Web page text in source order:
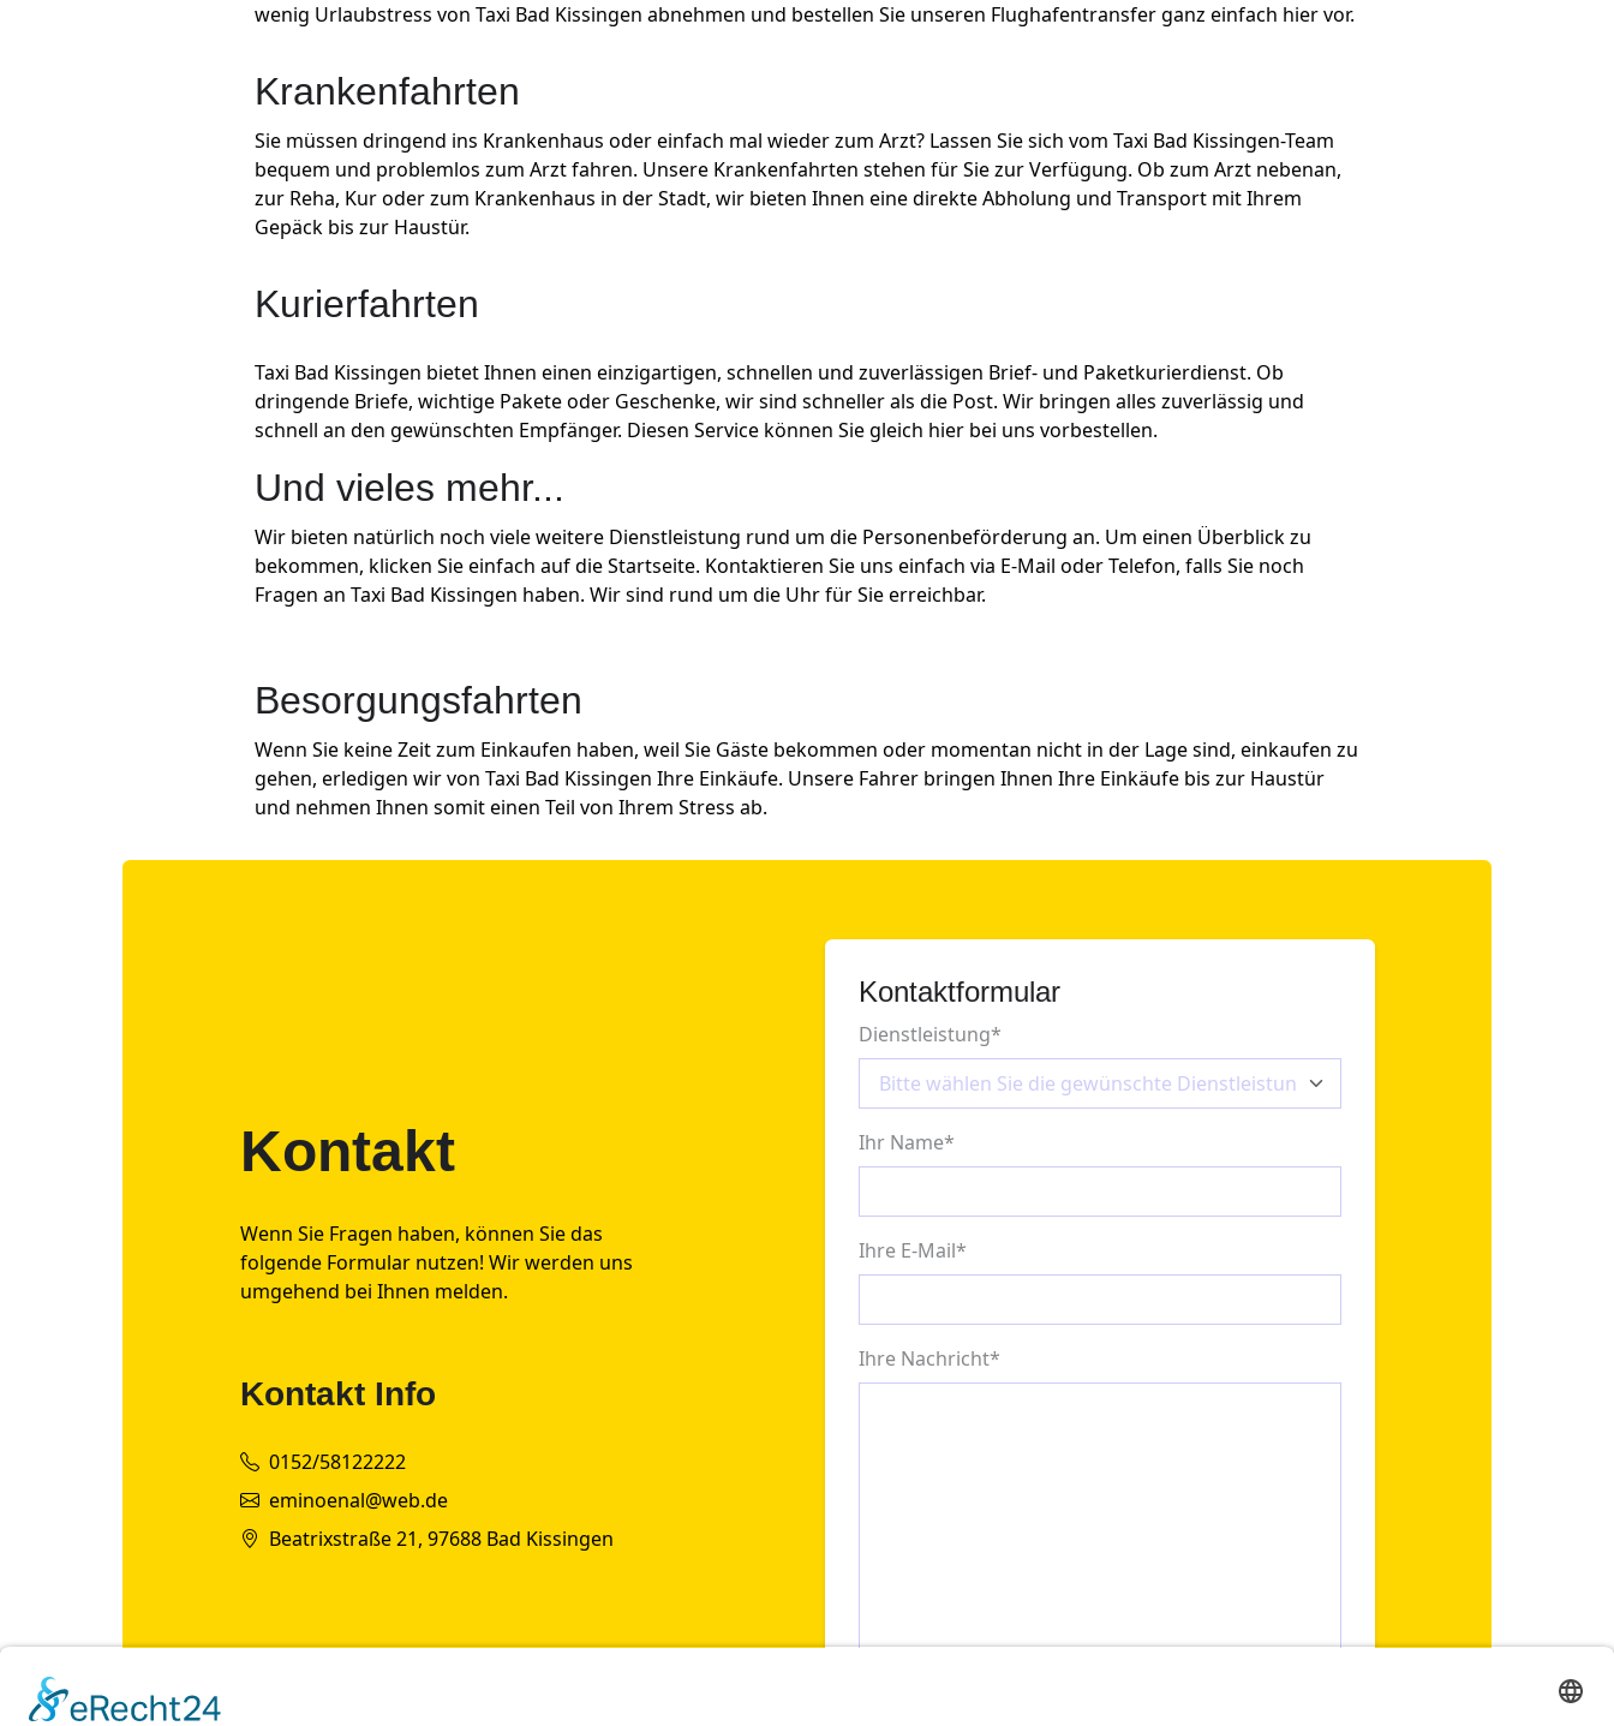
wenig Urlaubstress von Taxi Bad Kissingen abnehmen und bestellen Sie unseren Flughafentransfer ganz einfach hier vor.
Krankenfahrten
Sie müssen dringend ins Krankenhaus oder einfach mal wieder zum Arzt? Lassen Sie sich vom Taxi Bad Kissingen-Team
bequem und problemlos zum Arzt fahren. Unsere Krankenfahrten stehen für Sie zur Verfügung. Ob zum Arzt nebenan,
zur Reha, Kur oder zum Krankenhaus in der Stadt, wir bieten Ihnen eine direkte Abholung und Transport mit Ihrem
Gepäck bis zur Haustür.
Kurierfahrten
Taxi Bad Kissingen bietet Ihnen einen einzigartigen, schnellen und zuverlässigen Brief- und Paketkurierdienst. Ob
dringende Briefe, wichtige Pakete oder Geschenke, wir sind schneller als die Post. Wir bringen alles zuverlässig und
schnell an den gewünschten Empfänger. Diesen Service können Sie gleich hier bei uns vorbestellen.
Und vieles mehr...
Wir bieten natürlich noch viele weitere Dienstleistung rund um die Personenbeförderung an. Um einen Überblick zu
bekommen, klicken Sie einfach auf die Startseite. Kontaktieren Sie uns einfach via E-Mail oder Telefon, falls Sie noch
Fragen an Taxi Bad Kissingen haben. Wir sind rund um die Uhr für Sie erreichbar.
Besorgungsfahrten
Wenn Sie keine Zeit zum Einkaufen haben, weil Sie Gäste bekommen oder momentan nicht in der Lage sind, einkaufen zu
gehen, erledigen wir von Taxi Bad Kissingen Ihre Einkäufe. Unsere Fahrer bringen Ihnen Ihre Einkäufe bis zur Haustür
und nehmen Ihnen somit einen Teil von Ihrem Stress ab.
Kontakt
Wenn Sie Fragen haben, können Sie das
folgende Formular nutzen! Wir werden uns
umgehend bei Ihnen melden.
Kontakt Info
0152/58122222
eminoenal@web.de
Beatrixstraße 21, 97688 Bad Kissingen
Kontaktformular
Dienstleistung*
Ihr Name*
Ihre E-Mail*
Ihre Nachricht*